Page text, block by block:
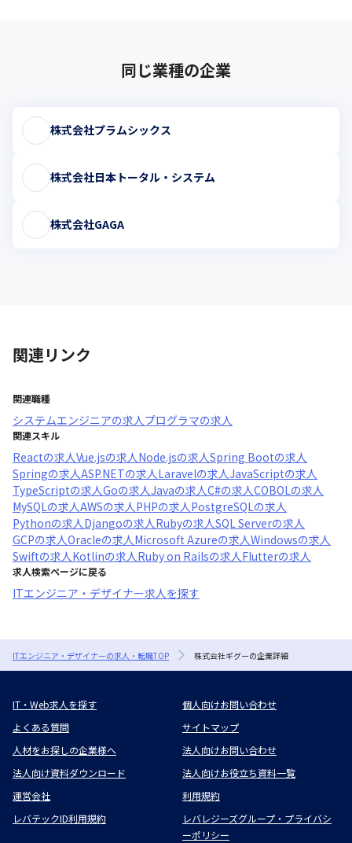
同じ業種の企業
株式会社プラムシックス
株式会社日本トータル・システム
株式会社GAGA
関連リンク
関連職種
システムエンジニアの求人 プログラマの求人
関連スキル
Reactの求人Vue.jsの求人 Node.jsの求人Spring Bootの求人
Springの求人ASP.NETの求人 Laravelの求人JavaScriptの求人
TypeScriptの求人Goの求人Javaの求人C#の求人COBOLの求人
MySQLの求人AWSの求人 PHPの求人 PostgreSQLの求人
Pythonの求人 Djangoの求人 Rubyの求人SQL Serverの求人
GCPの求人Oracleの求人 Microsoft Azureの求人Windowsの求人
Swiftの求人 Kotlinの求人 Ruby on Railsの求人 Flutterの求人
求人検索ページに戻る
ITエンジニア・デザイナー求人を探す
ITエンジニア・デザイナーの求人・転職TOP 株式会社ギグーの企業詳細
IT・Web求人を探す
個人向けお問い合わせ
よくある質問
サイトマップ
人材をお探しの企業様へ
法人向けお問い合わせ
法人向け資料ダウンロード
法人向けお役立ち資料一覧
運営会社
利用規約
レバテックID利用規約
レバレジーズグループ・プライバシ
ーポリシー